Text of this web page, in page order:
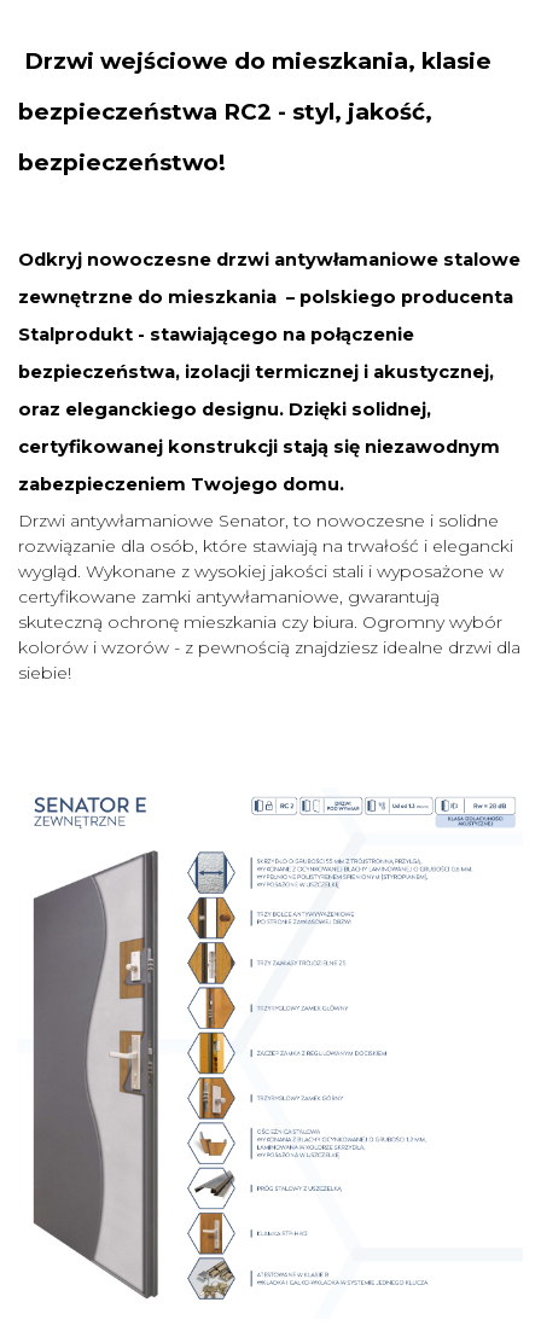
Drzwi wejściowe do mieszkania, klasie
bezpieczeństwa RC2 - styl, jakość,
bezpieczeństwo!
Odkryj nowoczesne drzwi antywłamaniowe stalowe
zewnętrzne do mieszkania – polskiego producenta
Stalprodukt - stawiającego na połączenie
bezpieczeństwa, izolacji termicznej i akustycznej,
oraz eleganckiego designu. Dzięki solidnej,
certyfikowanej konstrukcji stają się niezawodnym
zabezpieczeniem Twojego domu.
Drzwi antywłamaniowe Senator, to nowoczesne i solidne
rozwiązanie dla osób, które stawiają na trwałość i elegancki
wygląd. Wykonane z wysokiej jakości stali i wyposażone w
certyfikowane zamki antywłamaniowe, gwarantują
skuteczną ochronę mieszkania czy biura. Ogromny wybór
kolorów i wzorów - z pewnością znajdziesz idealne drzwi dla
siebie!